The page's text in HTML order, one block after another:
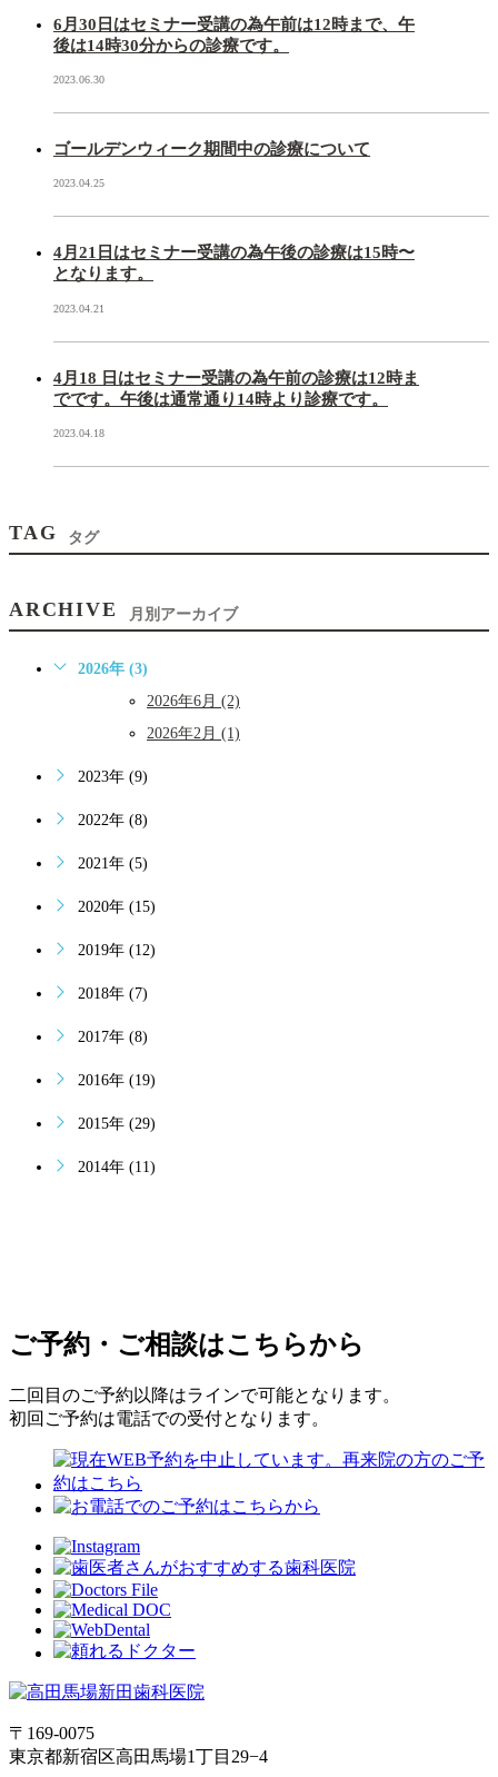
6月30日はセミナー受講の為午前は12時まで、午
後は14時30分からの診療です。
2023.06.30
ゴールデンウィーク期間中の診療について
2023.04.25
4月21日はセミナー受講の為午後の診療は15時〜
となります。
2023.04.21
4月18 日はセミナー受講の為午前の診療は12時ま
でです。午後は通常通り14時より診療です。
2023.04.18
TAG タグ
ARCHIVE 月別アーカイブ
2026年 (3)
2026年6月 (2)
2026年2月 (1)
2023年 (9)
2022年 (8)
2021年 (5)
2020年 (15)
2019年 (12)
2018年 (7)
2017年 (8)
2016年 (19)
2015年 (29)
2014年 (11)
ご予約・ご相談はこちらから
二回目のご予約以降はラインで可能となります。
初回ご予約は電話での受付となります。
〒169-0075
東京都新宿区高田馬場1丁目29−4